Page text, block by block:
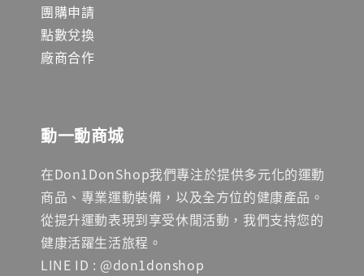
團購申請
點數兌換
廠商合作
動一動商城
在Don1DonShop我們專注於提供多元化的運動
商品、專業運動裝備，以及全方位的健康產品。
從提升運動表現到享受休閒活動，我們支持您的
健康活躍生活旅程。
LINE ID : @don1donshop